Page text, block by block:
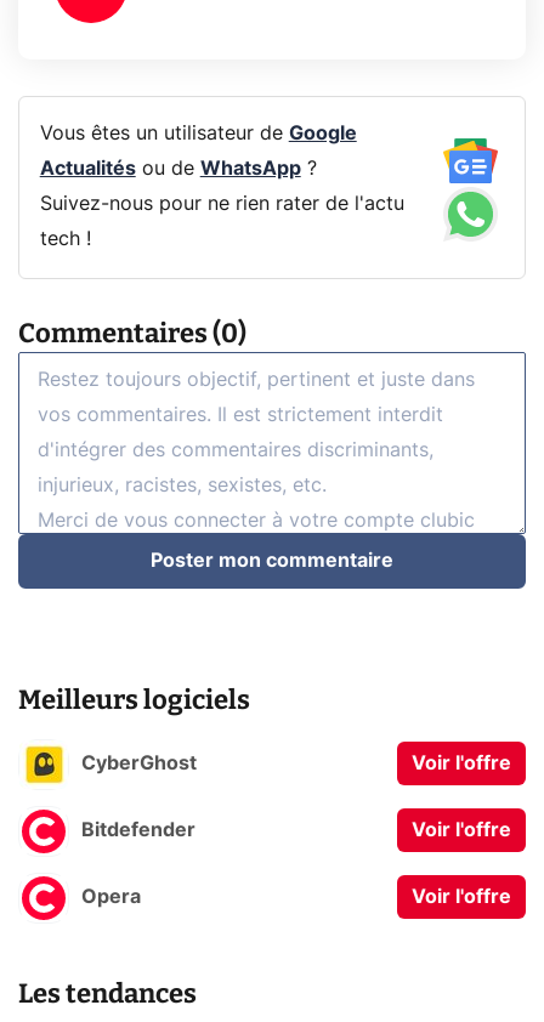
Vous êtes un utilisateur de Google
Actualitésou de WhatsApp?
Suivez-nous pour ne rien rater de l'actu
tech !
Commentaires (0)
Poster mon commentaire
Meilleurs logiciels
CyberGhost Voir l'offre
Bitdefender Voir l'offre
Opera Voir l'offre
Les tendances